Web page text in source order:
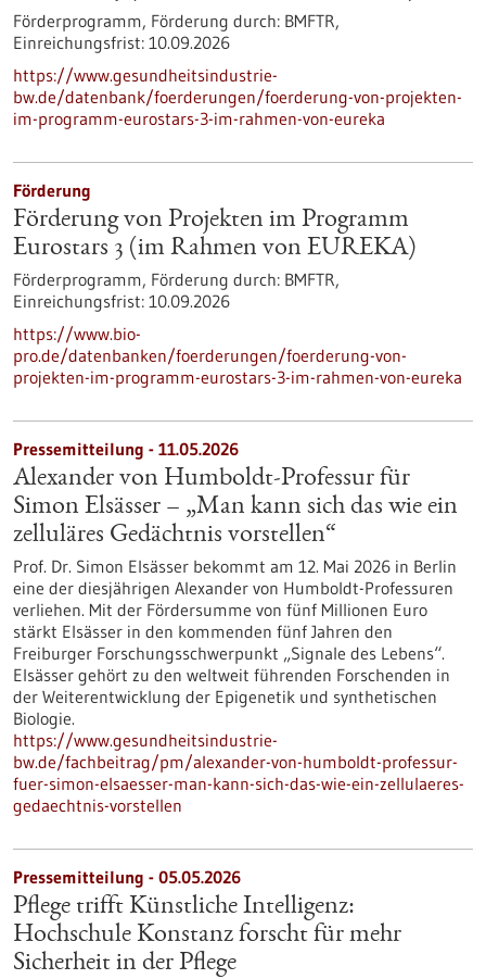
Förderprogramm, Förderung durch: BMFTR,
Einreichungsfrist: 10.09.2026
https://www.gesundheitsindustrie-
bw.de/datenbank/foerderungen/foerderung-von-projekten-
im-programm-eurostars-3-im-rahmen-von-eureka
Förderung
Förderung von Projekten im Programm
Eurostars 3 (im Rahmen von EUREKA)
Förderprogramm, Förderung durch: BMFTR,
Einreichungsfrist: 10.09.2026
https://www.bio-
pro.de/datenbanken/foerderungen/foerderung-von-
projekten-im-programm-eurostars-3-im-rahmen-von-eureka
Pressemitteilung - 11.05.2026
Alexander von Humboldt-Professur für
Simon Elsässer – „Man kann sich das wie ein
zelluläres Gedächtnis vorstellen“
Prof. Dr. Simon Elsässer bekommt am 12. Mai 2026 in Berlin
eine der diesjährigen Alexander von Humboldt-Professuren
verliehen. Mit der Fördersumme von fünf Millionen Euro
stärkt Elsässer in den kommenden fünf Jahren den
Freiburger Forschungsschwerpunkt „Signale des Lebens“.
Elsässer gehört zu den weltweit führenden Forschenden in
der Weiterentwicklung der Epigenetik und synthetischen
Biologie.
https://www.gesundheitsindustrie-
bw.de/fachbeitrag/pm/alexander-von-humboldt-professur-
fuer-simon-elsaesser-man-kann-sich-das-wie-ein-zellulaeres-
gedaechtnis-vorstellen
Pressemitteilung - 05.05.2026
Pflege trifft Künstliche Intelligenz:
Hochschule Konstanz forscht für mehr
Sicherheit in der Pflege